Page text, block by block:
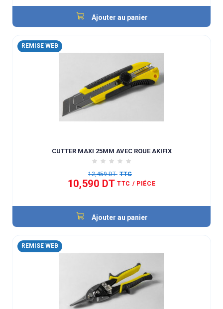
Ajouter au panier
REMISE WEB
CUTTER MAXI 25MM AVEC ROUE AKIFIX
12,459 DT TTC
10,590 DT TTC / PIÉCE
Ajouter au panier
REMISE WEB